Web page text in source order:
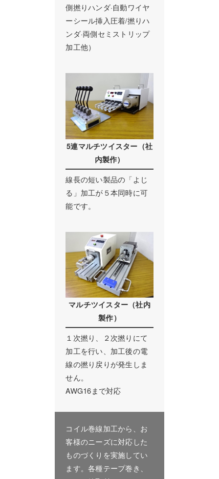
側撚りハンダ·自動ワイヤ
ーシール挿入圧着/撚りハ
ンダ·両側セミストリップ
加工他）
5連マルチツイスター（社
内製作）
線長の短い製品の「よじ
る」加工が５本同時に可
能です。
マルチツイスター（社内
製作）
１次撚り、２次撚りにて
加工を行い、加工後の電
線の撚り戻りが発生しま
せん。
AWG16まで対応
コイル巻線加工から、お
客様のニーズに対応した
ものづくりを実施してい
ます。各種テープ巻き、